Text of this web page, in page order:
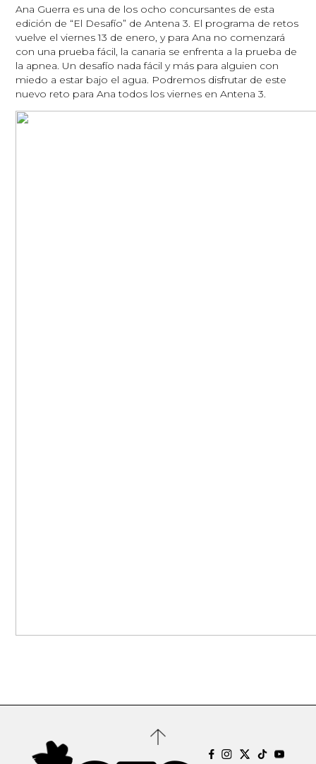
Ana Guerra es una de los ocho concursantes de esta
edición de “El Desafío” de Antena 3. El programa de retos
vuelve el viernes 13 de enero, y para Ana no comenzará
con una prueba fácil, la canaria se enfrenta a la prueba de
la apnea. Un desafío nada fácil y más para alguien con
miedo a estar bajo el agua. Podremos disfrutar de este
nuevo reto para Ana todos los viernes en Antena 3.